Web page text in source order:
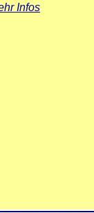
Infos